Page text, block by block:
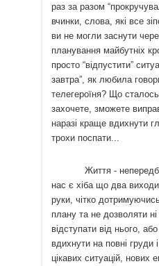
раз за разом
вчинки, слова, які все
ви не могли заснути
планування майбутніх
просто “відпустити”
завтра”, як любила
телегероїня? Що
захочете, зможете
наразі краще вдихнути
трохи поспати...
Життя -
нас є хіба що два
руки, чітко
плану та не дозволяти ні
відступати від нього,
вдихнути на повні груди
цікавих ситуацій, нових